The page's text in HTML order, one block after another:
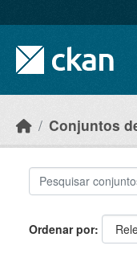
Conjuntos
Ordenar por